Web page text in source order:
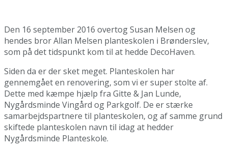
Den 16 september 2016 overtog Susan Melsen og
hendes bror Allan Melsen planteskolen i Brønderslev,
som på det tidspunkt kom til at hedde DecoHaven.
Siden da er der sket meget. Planteskolen har
gennemgået en renovering, som vi er super stolte af.
Dette med kæmpe hjælp fra Gitte & Jan Lunde,
Nygårdsminde Vingård og Parkgolf. De er stærke
samarbejdspartnere til planteskolen, og af samme grund
skiftede planteskolen navn til idag at hedder
Nygårdsminde Planteskole.